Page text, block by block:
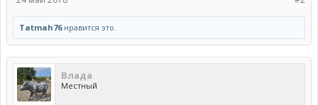
Тatmah76нравится это.
Влада
Местный